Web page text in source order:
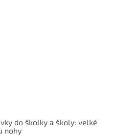
do školky a školy: velké
nohy